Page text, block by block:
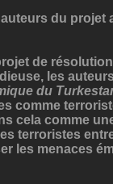
du
de
les
du
comme
cela comme
terroristes
les menaces